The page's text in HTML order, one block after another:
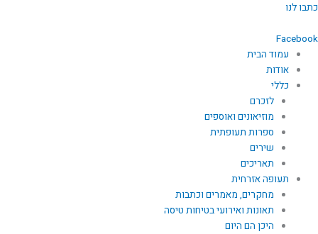
דילוג
כתבו לנו
Facebook
עמוד הבית
אודות
כללי
לזכרם
מוזיאונים ואוספים
ספרות תעופתית
שירים
תאריכים
תעופה אזרחית
מחקרים, מאמרים וכתבות
תאונות ואירועי בטיחות טיסה
היכן הם היום